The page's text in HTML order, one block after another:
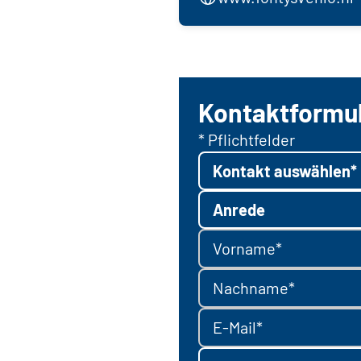
* Pflichtfelder
Kontakt auswählen*
Anrede
Vorname*
Nachname*
E-Mail*